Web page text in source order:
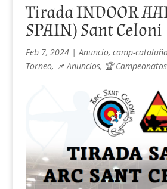
Tirada INDOOR
SPAIN) Sant Celoni
Feb 7, 2024|Anuncio, camp-
Torneo, 📌 Anuncios, 🏆 Campeonatos